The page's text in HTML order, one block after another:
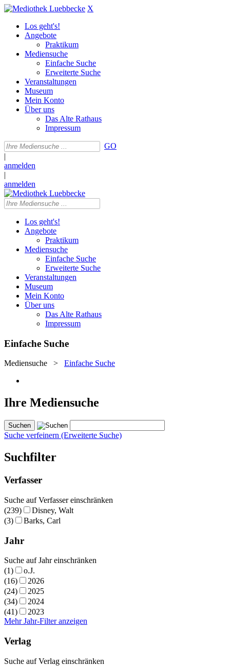
X
Los geht's!
Angebote
Praktikum
Mediensuche
Einfache Suche
Erweiterte Suche
Veranstaltungen
Museum
Mein Konto
Über uns
Das Alte Rathaus
Impressum
GO
|
anmelden
|
anmelden
Los geht's!
Angebote
Praktikum
Mediensuche
Einfache Suche
Erweiterte Suche
Veranstaltungen
Museum
Mein Konto
Über uns
Das Alte Rathaus
Impressum
Einfache Suche
Mediensuche > Einfache Suche
Ihre Mediensuche
Suche verfeinern (Erweiterte Suche)
Suchfilter
Verfasser
Suche auf Verfasser einschränken
(239)
Disney, Walt
(3)
Barks, Carl
Jahr
Suche auf Jahr einschränken
(1)
o.J.
(16)
2026
(24)
2025
(34)
2024
(41)
2023
Mehr Jahr-Filter anzeigen
Verlag
Suche auf Verlag einschränken